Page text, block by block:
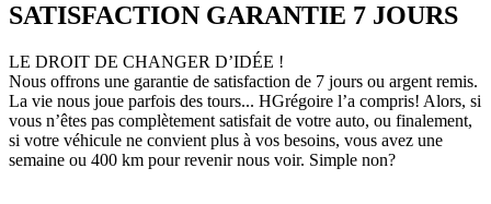
SATISFACTION GARANTIE 7 JOURS
LE DROIT DE CHANGER D’IDÉE !
Nous offrons une garantie de satisfaction de 7 jours ou argent remis.
La vie nous joue parfois des tours... HGrégoire l’a compris! Alors, si
vous n’êtes pas complètement satisfait de votre auto, ou finalement,
si votre véhicule ne convient plus à vos besoins, vous avez une
semaine ou 400 km pour revenir nous voir. Simple non?